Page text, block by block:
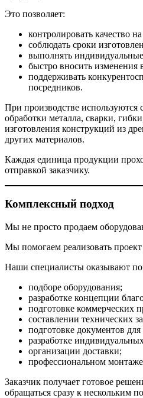
Это позволяет:
контролировать качество
соблюдать сроки
выполнять
быстро вносить изменения
поддерживать
посредников.
При производстве используются
обработки металла, сварки,
изготовления конструкций из
других материалов.
Каждая единица продукции
отправкой заказчику.
Комплексный подход
Мы не просто продаем
Мы помогаем реализовать
Наши специалисты оказывают
подборе оборудования;
разработке концепции
подготовке коммерческих
составлении технических
подготовке документов
разработке
организации доставки;
профессиональном
Заказчик получает готовое
обращаться сразу к нескольким